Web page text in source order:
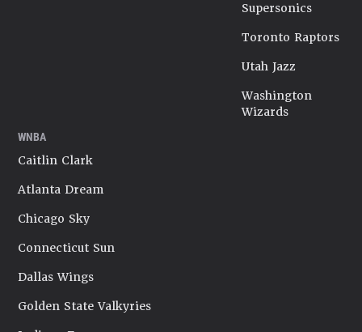
Supersonics
Toronto Raptors
Utah Jazz
Washington
Wizards
WNBA
Caitlin Clark
Atlanta Dream
Chicago Sky
Connecticut Sun
Dallas Wings
Golden State Valkyries